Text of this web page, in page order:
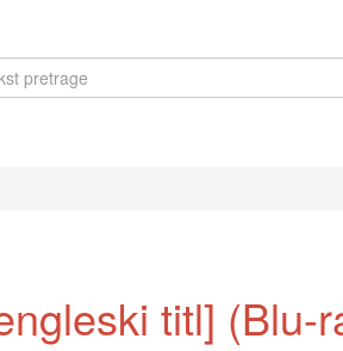
titl] (Blu-